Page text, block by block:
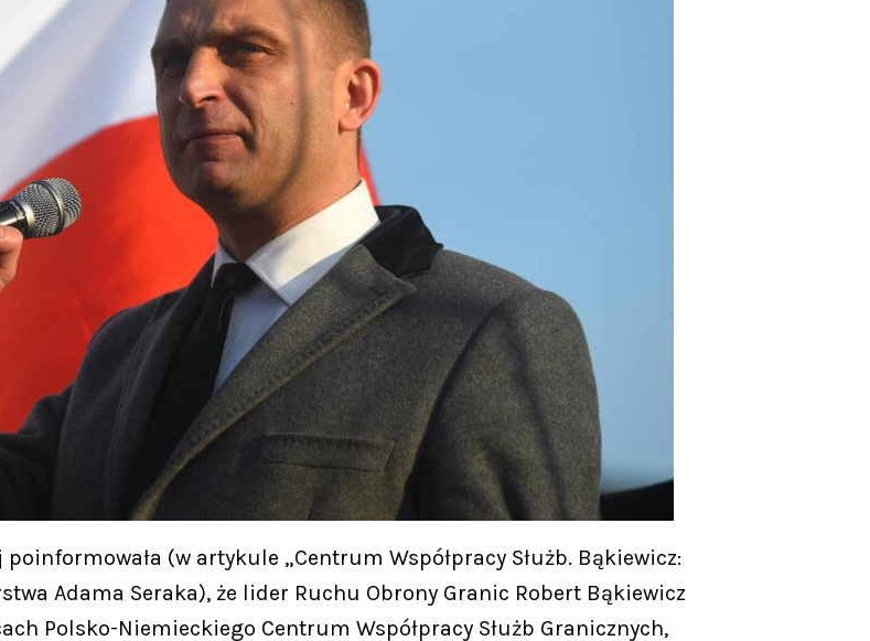
(w artykule „Centrum Współpracy Służb. Bąkiewicz:
Adama Seraka), że lider Ruchu Obrony Granic Robert Bąkiewicz
Polsko-Niemieckiego Centrum Współpracy Służb Granicznych,